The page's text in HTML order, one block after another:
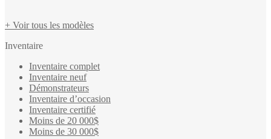
+ Voir tous les modèles
Inventaire
Inventaire complet
Inventaire neuf
Démonstrateurs
Inventaire d’occasion
Inventaire certifié
Moins de 20 000$
Moins de 30 000$